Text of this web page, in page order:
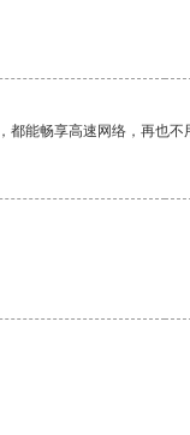
能畅享高速网络，再也不